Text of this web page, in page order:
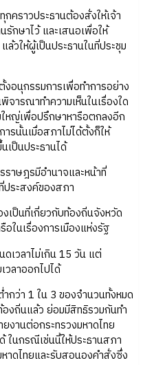
คราวประธานต้องสั่งให้เจ้า
รักษาไว้ และเสนอเพื่อให้
วให้ผู้เป็นประธานในที่ประชุม
อนุกรรมการเพื่อทำการอย่าง
ารณาทำความเห็นในเรื่องใด
หญ่เพื่อปรึกษาหารือตกลงอีก
รนั้นเมื่อสภาไม่ได้ตั้งก็ให้
เป็นประธานได้
าษฎรมีอำนาจและหน้าที่
ประสงค์ของสภา
เป็นที่เกี่ยวกับท้องถิ่นจังหวัด
อในเรื่องการเมืองแห่งรัฐ
เวลาไม่เกิน 15 วัน แต่
วลาออกไปได้
กว่า 1 ใน 3 ของจำนวนทั้งหมด
องถิ่นแล้ว ย่อมมีสิทธิรวมกันทำ
งานต่อกระทรวงมหาดไทย
ในกรณีเช่นนี้ให้ประธานสภา
าดไทยและรับสอนองคำสั่งซึ่ง